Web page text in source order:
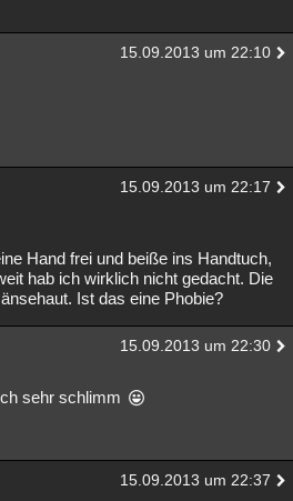
15.09.2013 um 22:10
15.09.2013 um 22:17
Hand frei und beiße ins Handtuch,
hab ich wirklich nicht gedacht. Die
Ist das eine Phobie?
15.09.2013 um 22:30
sehr schlimm
15.09.2013 um 22:37